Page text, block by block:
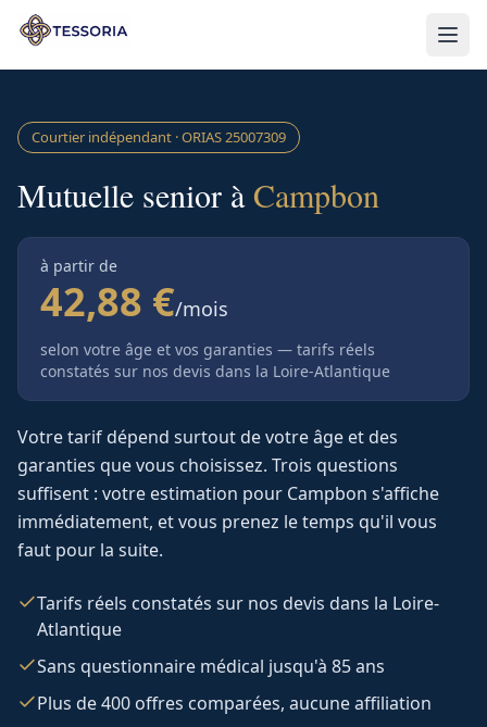
Aller au contenu principal
Courtier indépendant · ORIAS25007309
Mutuelle senior àCampbon
à partir de
42,88 €/mois
selon votre âge et vos garanties — tarifs réels
constatés sur nos devis dans la Loire-Atlantique
Votre tarif dépend surtout de votre âge et des
garanties que vous choisissez. Trois questions
suffisent : votre estimation pour Campbon s'affiche
immédiatement, et vous prenez le temps qu'il vous
faut pour la suite.
Tarifs réels constatés sur nos devis dans la Loire-
Atlantique
Sans questionnaire médical jusqu'à 85 ans
Plus de 400 offres comparées, aucune affiliation